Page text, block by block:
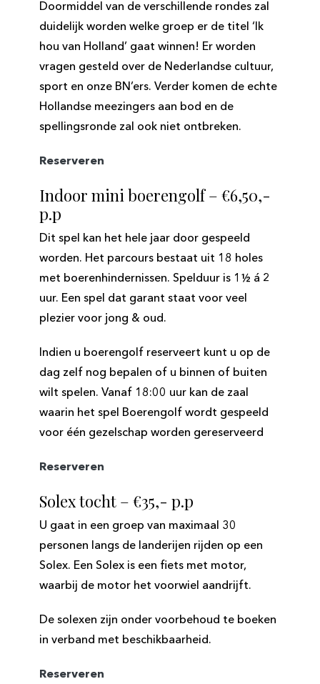
Doormiddel van de verschillende rondes zal
duidelijk worden welke groep er de titel ‘Ik
hou van Holland’ gaat winnen! Er worden
vragen gesteld over de Nederlandse cultuur,
sport en onze BN’ers. Verder komen de echte
Hollandse meezingers aan bod en de
spellingsronde zal ook niet ontbreken.
Reserveren
Indoor mini boerengolf – €6,50,-
p.p
Dit spel kan het hele jaar door gespeeld
worden. Het parcours bestaat uit 18 holes
met boerenhindernissen. Spelduur is 1½ á 2
uur. Een spel dat garant staat voor veel
plezier voor jong & oud.
Indien u boerengolf reserveert kunt u op de
dag zelf nog bepalen of u binnen of buiten
wilt spelen. Vanaf 18:00 uur kan de zaal
waarin het spel Boerengolf wordt gespeeld
voor één gezelschap worden gereserveerd
Reserveren
Solex tocht – €35,- p.p
U gaat in een groep van maximaal 30
personen langs de landerijen rijden op een
Solex. Een Solex is een fiets met motor,
waarbij de motor het voorwiel aandrijft.
De solexen zijn onder voorbehoud te boeken
in verband met beschikbaarheid.
Reserveren